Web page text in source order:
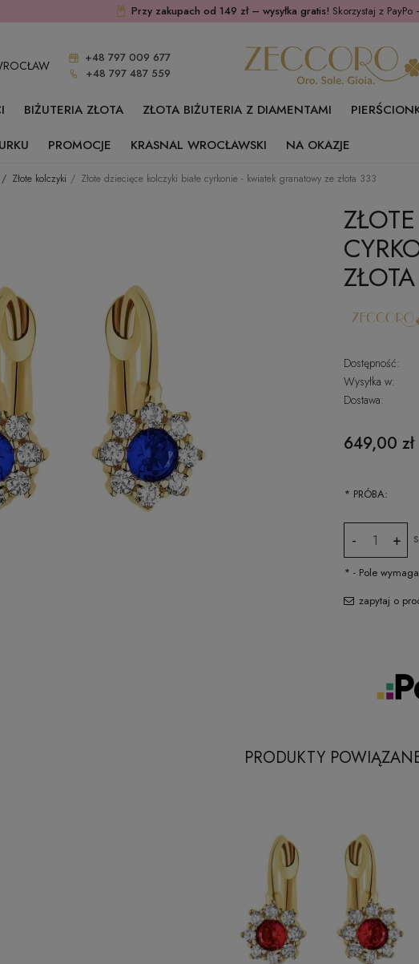
Przy zakupach od 149 zł – wysyłka gratis! Skorzystaj z
+48 797 009 677
+48 797 487 559
BIŻUTERIA ZŁOTA ZŁOTA BIŻUTERIA Z DIAMENTAMI
PROMOCJE KRASNAL WROCŁAWSKI NA OKAZJE
Złote kolczyki Złote dziecięce kolczyki białe cyrkonie - kwiatek granatowy ze złota 333
Dostępność:
Wysyłka w:
Dostawa:
CENA NIE
KOSZTÓW
649,00 zł
* PRÓBA:
- +
* - Pole
zapytaj o
PRODUKTY